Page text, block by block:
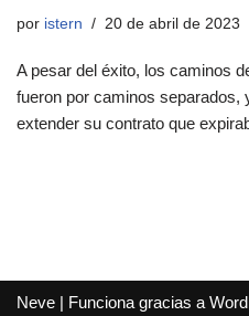
por istern 20 de abril de 2023
A pesar del éxito, los caminos
fueron por caminos separados,
extender su contrato que
Neve | Funciona gracias a